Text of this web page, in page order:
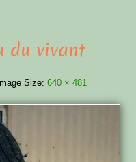
du vivant
Image Size: 640 × 481